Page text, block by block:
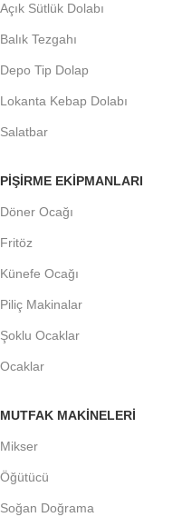
Açık Sütlük Dolabı
Balık Tezgahı
Depo Tip Dolap
Lokanta Kebap Dolabı
Salatbar
PIŞIRME EKIPMANLARI
Döner Ocağı
Fritöz
Künefe Ocağı
Piliç Makinalar
Şoklu Ocaklar
Ocaklar
MUTFAK MAKINELERI
Mikser
Öğütücü
Soğan Doğrama